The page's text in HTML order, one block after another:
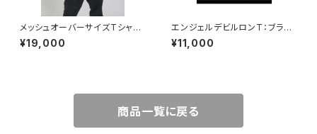
メッシュオーバーサイズTシャツ
(胸元ロゴ入り赤)
¥19,000
エンジェルデビルロンT：ブラッ
ク
¥11,000
商品一覧に戻る